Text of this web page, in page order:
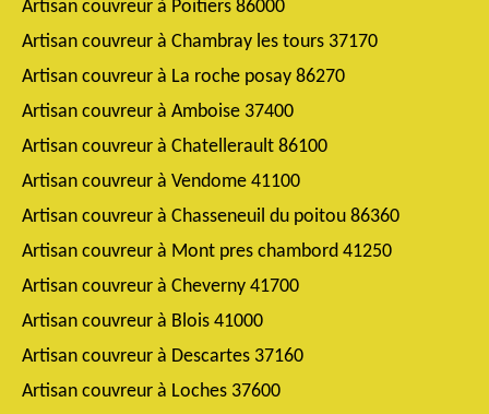
Artisan couvreur à Poitiers 86000
Artisan couvreur à Chambray les tours 37170
Artisan couvreur à La roche posay 86270
Artisan couvreur à Amboise 37400
Artisan couvreur à Chatellerault 86100
Artisan couvreur à Vendome 41100
Artisan couvreur à Chasseneuil du poitou 86360
Artisan couvreur à Mont pres chambord 41250
Artisan couvreur à Cheverny 41700
Artisan couvreur à Blois 41000
Artisan couvreur à Descartes 37160
Artisan couvreur à Loches 37600